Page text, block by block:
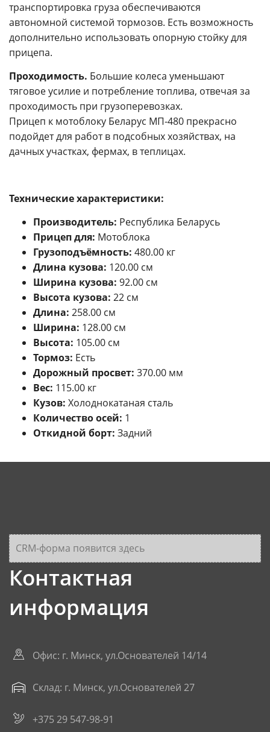
транспортировка груза обеспечиваются
автономной системой тормозов. Есть возможность
дополнительно использовать опорную стойку для
прицепа.
Проходимость. Большие колеса уменьшают
тяговое усилие и потребление топлива, отвечая за
проходимость при грузоперевозках.
Прицеп к мотоблоку Беларус МП-480 прекрасно
подойдет для работ в подсобных хозяйствах, на
дачных участках, фермах, в теплицах.
Технические характеристики:
Производитель: Республика Беларусь
Прицеп для: Мотоблока
Грузоподъёмность: 480.00 кг
Длина кузова: 120.00 см
Ширина кузова: 92.00 см
Высота кузова: 22 см
Длина: 258.00 см
Ширина: 128.00 см
Высота: 105.00 см
Тормоз: Есть
Дорожный просвет: 370.00 мм
Вес: 115.00 кг
Кузов: Холоднокатаная сталь
Количество осей: 1
Откидной борт: Задний
CRM-форма появится здесь
Контактная
информация
Офис: г. Минск, ул.Основателей 14/14
Склад: г. Минск, ул.Основателей 27
+375 29 547-98-91